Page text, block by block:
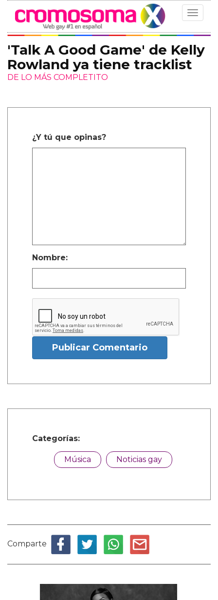
Toggle
'Talk A Good Game' de Kelly
Rowland ya tiene tracklist
DE LO MÁS COMPLETITO
¿Y tú que opinas?
Nombre:
Publicar Comentario
Categorías:
Música Noticias gay
Comparte